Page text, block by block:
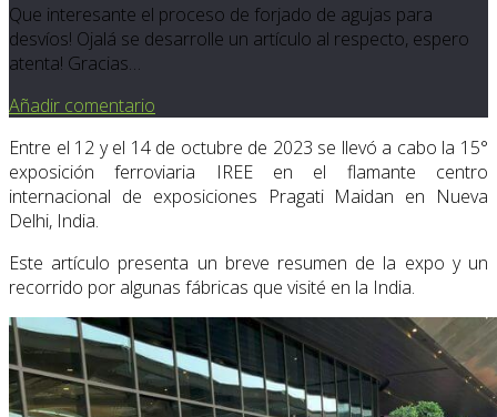
Que interesante el proceso de forjado de agujas para
desvíos! Ojalá se desarrolle un artículo al respecto, espero
atenta! Gracias…
Añadir comentario
Entre el 12 y el 14 de octubre de 2023 se llevó a cabo la 15°
exposición ferroviaria IREE en el flamante centro
internacional de exposiciones Pragati Maidan en Nueva
Delhi, India.
Este artículo presenta un breve resumen de la expo y un
recorrido por algunas fábricas que visité en la India.